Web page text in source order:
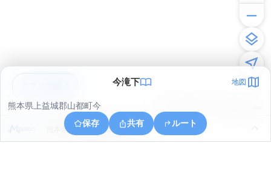
今滝下 地図
熊本県上益城郡山都町今
保存
共有 ルート
熊本県上益城郡山都町米迫